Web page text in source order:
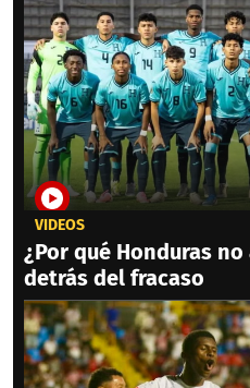
VIDEOS
¿Por qué Honduras no
detrás del fracaso